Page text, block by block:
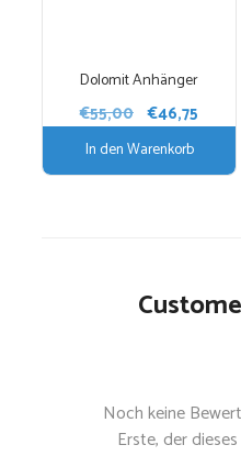
Dolomit Anhänger
€55,00
Preis
war:
€55,00
€46,75
€46,75.
In den Warenkorb
Noch keine
Erste, der